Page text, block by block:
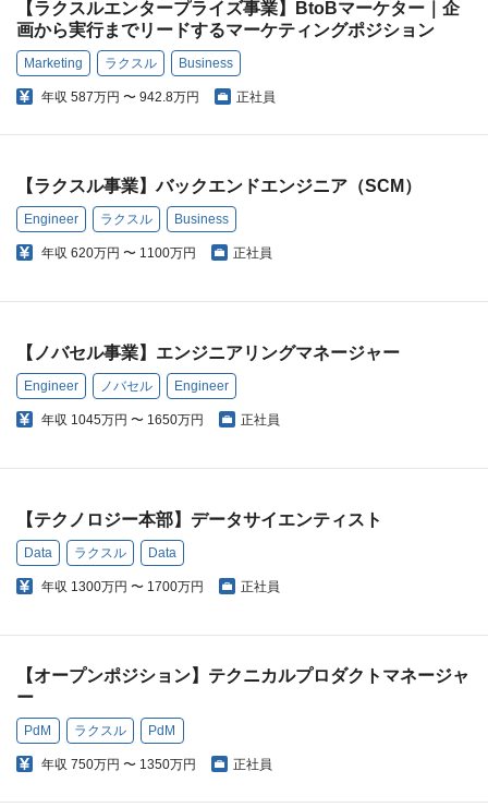
【ラクスルエンタープライズ事業】BtoBマーケター｜企
画から実行までリードするマーケティングポジション
Marketing ラクスル Business
年収 587万円 〜 942.8万円 正社員
【ラクスル事業】バックエンドエンジニア（SCM）
Engineer ラクスル Business
年収 620万円 〜 1100万円 正社員
【ノバセル事業】エンジニアリングマネージャー
Engineer ノバセル Engineer
年収 1045万円 〜 1650万円 正社員
【テクノロジー本部】データサイエンティスト
Data ラクスル Data
年収 1300万円 〜 1700万円 正社員
【オープンポジション】テクニカルプロダクトマネージャ
ー
PdM ラクスル PdM
年収 750万円 〜 1350万円 正社員